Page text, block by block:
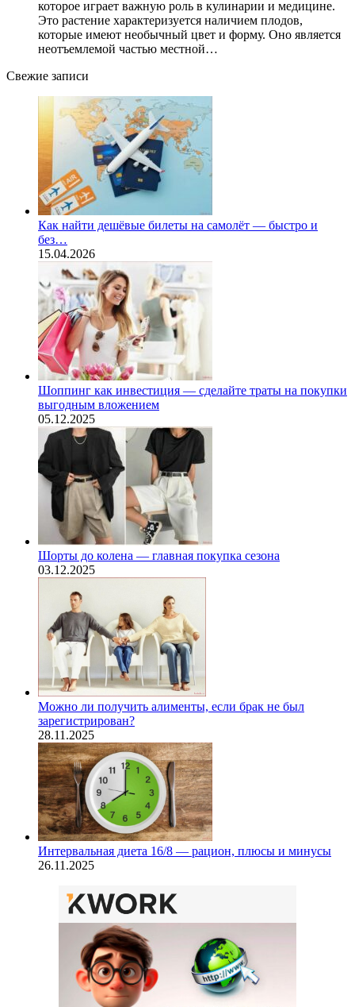
которое играет важную роль в кулинарии и медицине.
Это растение характеризуется наличием плодов,
которые имеют необычный цвет и форму. Оно является
неотъемлемой частью местной…
Свежие записи
Как найти дешёвые билеты на самолёт — быстро и
без…
15.04.2026
Шоппинг как инвестиция — сделайте траты на покупки
выгодным вложением
05.12.2025
Шорты до колена — главная покупка сезона
03.12.2025
Можно ли получить алименты, если брак не был
зарегистрирован?
28.11.2025
Интервальная диета 16/8 — рацион, плюсы и минусы
26.11.2025